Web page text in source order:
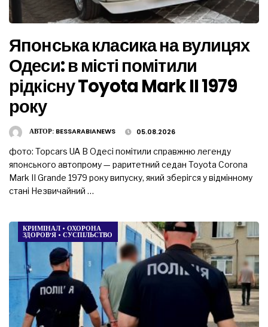
Японська класика на вулицях
Одеси: в місті помітили
рідкісну Toyota Mark II 1979
року
АВТОР: BESSARABIANEWS 05.08.2026
фото: Topcars UA В Одесі помітили справжню легенду
японського автопрому — раритетний седан Toyota Corona
Mark II Grande 1979 року випуску, який зберігся у відмінному
стані Незвичайний …
КРИМІНАЛ • ОХОРОНА
ЗДОРОВ’Я • СУСПІЛЬСТВО